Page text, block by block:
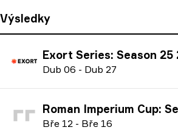
Výsledky
Exort Series: Season 25
Dub 06 - Dub 27
Roman Imperium Cup:
Bře 12 - Bře 16